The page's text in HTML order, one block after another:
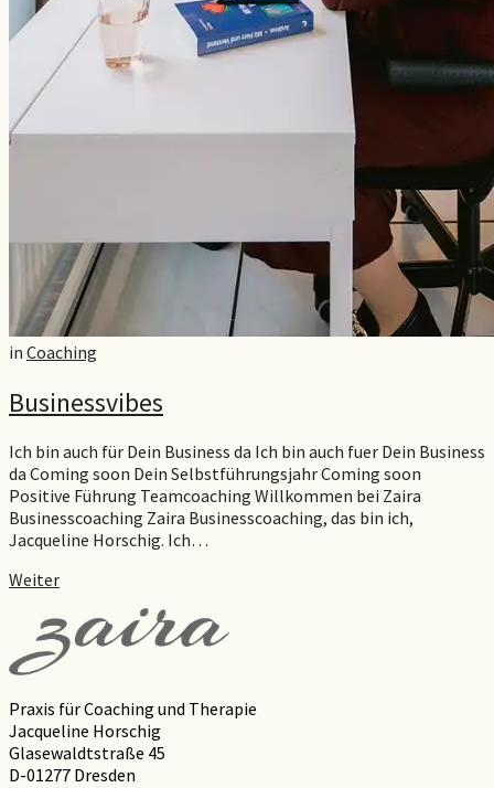
in Coaching
Businessvibes
Ich bin auch für Dein Business da Ich bin auch fuer Dein Business
da Coming soon Dein Selbstführungsjahr Coming soon
Positive Führung Teamcoaching Willkommen bei Zaira
Businesscoaching Zaira Businesscoaching, das bin ich,
Jacqueline Horschig. Ich…
Weiter
Praxis für Coaching und Therapie
Jacqueline Horschig
Glasewaldtstraße 45
D-01277 Dresden